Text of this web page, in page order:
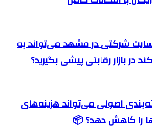
شرکتی در مشهد می‌تواند به
در بازار رقابتی پیشی بگیرید؟
اصولی می‌تواند هزینه‌های
را کاهش دهد؟ 📦